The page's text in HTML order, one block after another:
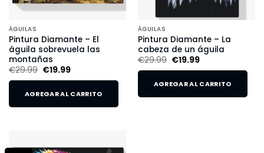
ÁGUILAS
Pintura Diamante – El
águila sobrevuela las
montañas
€29.99 €19.99
AGREGAR AL CARRITO
ÁGUILAS
Pintura Diamante – La
cabeza de un águila
€29.99 €19.99
AGREGAR AL CARRITO